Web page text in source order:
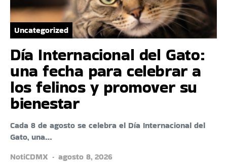
Uncategorized
Día Internacional del Gato:
una fecha para celebrar a
los felinos y promover su
bienestar
Cada 8 de agosto se celebra el Día Internacional del
Gato, una…
NotiCDMX
agosto 8, 2026